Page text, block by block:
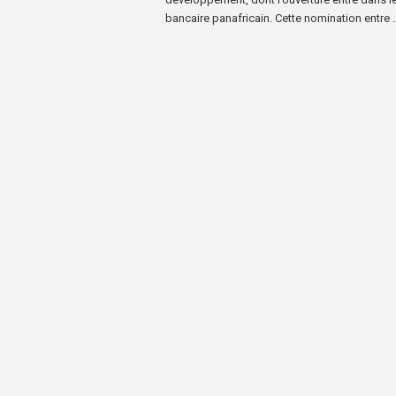
bancaire panafricain. Cette nomination entre